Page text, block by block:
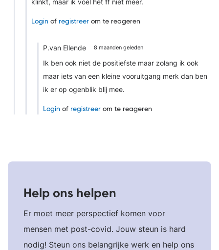
klinkt, maar ik voel het ff niet meer.
Login of registreer om te reageren
P.van Ellende 8 maanden geleden
Ik ben ook niet de positiefste maar zolang ik ook
maar iets van een kleine vooruitgang merk dan ben
ik er op ogenblik blij mee.
Login of registreer om te reageren
Help ons helpen
Er moet meer perspectief komen voor
mensen met post-covid. Jouw steun is hard
nodig! Steun ons belangrijke werk en help ons